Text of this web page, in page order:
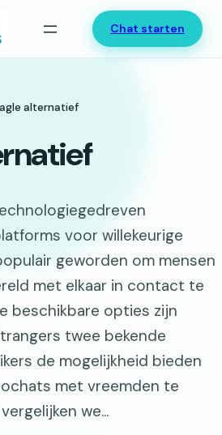
Chat starten
alternatief
voor willekeurige
geworden om mensen
met elkaar in contact te
beschikbare opties zijn
twee bekende
de mogelijkheid bieden
met vreemden te
we...